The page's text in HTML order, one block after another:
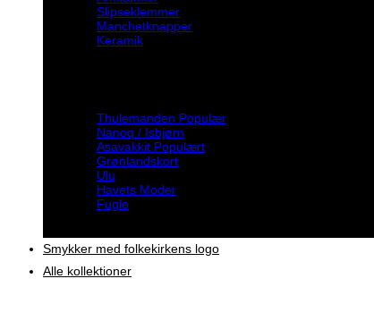
Slipseklemmer
Manchetknapper
Keramik
Thulemanden
Nanoq / Isbjørn
Asavakkit
Grønlandskort
Ulu
Havets Moder
Fugle
Smykker med folkekirkens logo
Alle kollektioner